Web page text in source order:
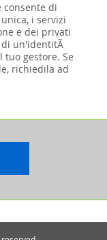
consente di
i servizi
e dei privati
di un'identitÃ
gestore. Se
richiedila ad